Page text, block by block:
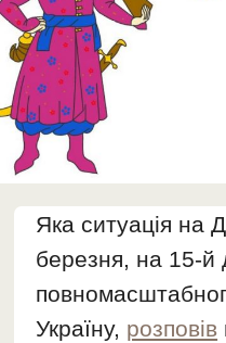
Яка ситуація на
березня, на 15-й
Україну, розповів